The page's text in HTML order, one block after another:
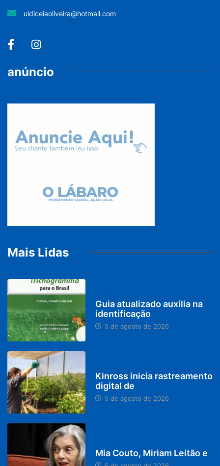
uldiceiaoliveira@hotmail.com
anúncio
Mais Lidas
Guia atualizado auxilia na
identificação
5 de agosto de 2026
Kinross inicia rastreamento
digital de
5 de agosto de 2026
Mia Couto, Miriam Leitão e